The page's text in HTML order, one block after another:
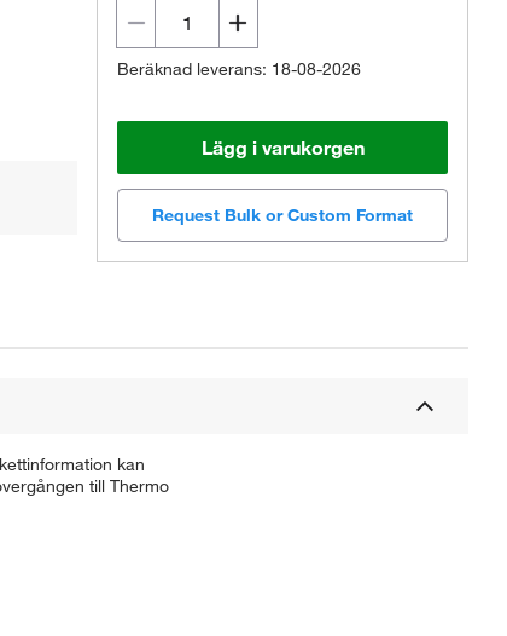
Beräknad leverans: 18-08-2026
Lägg i varukorgen
Request Bulk or Custom Format
kan
till Thermo